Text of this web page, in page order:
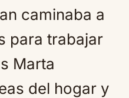
caminaba a
para trabajar
Marta
del hogar y